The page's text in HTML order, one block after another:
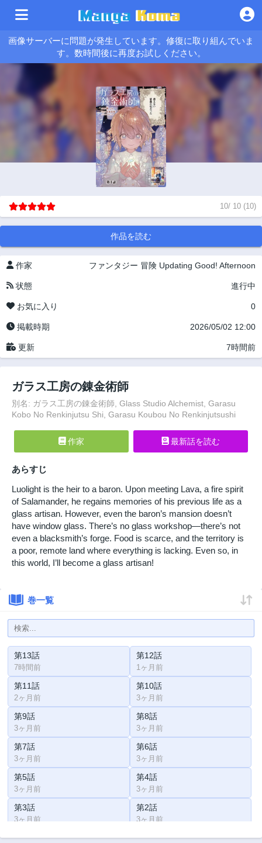
画像サーバーに問題が発生しています。修復に取り組んでいま
す。数時間後に再度お試しください。
10/ 10 (10)
作品を読む
作家 ファンタジー 冒険 Updating Good! Afternoon
状態 進行中
お気に入り 0
掲載時期 2026/05/02 12:00
更新 7時間前
ガラス工房の錬金術師
別名: ガラス工房の錬金術師, Glass Studio Alchemist, Garasu
Kobo No Renkinjutsu Shi, Garasu Koubou No Renkinjutsushi
作家 最新話を読む
あらすじ
Luolight is the heir to a baron. Upon meeting Lava, a fire spirit
of Salamander, he regains memories of his previous life as a
glass artisan. However, even the baron’s mansion doesn’t
have window glass. There’s no glass workshop—there’s not
even a blacksmith’s forge. Food is scarce, and the territory is
a poor, remote land where everything is lacking. Even so, in
this world, I’ll become a glass artisan!
巻一覧
第13話
7時間前
第12話
1ヶ月前
第11話
2ヶ月前
第10話
3ヶ月前
第9話
3ヶ月前
第8話
3ヶ月前
第7話
3ヶ月前
第6話
3ヶ月前
第5話
3ヶ月前
第4話
3ヶ月前
第3話
3ヶ月前
第2話
3ヶ月前
第1話